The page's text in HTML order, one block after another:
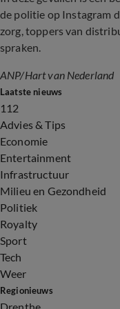
de politie op Instagram
zorg, toppers van
spraken.
ANP/Hart van Nederland
Laatste nieuws
112
Advies & Tips
Economie
Entertainment
Infrastructuur
Milieu en Gezondheid
Politiek
Royalty
Sport
Tech
Weer
Regionieuws